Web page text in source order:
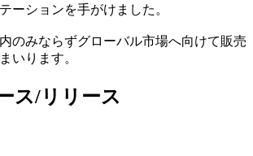
ーションを手がけました。
のみならずグローバル市場へ向けて販売
いります。
ス/リリース